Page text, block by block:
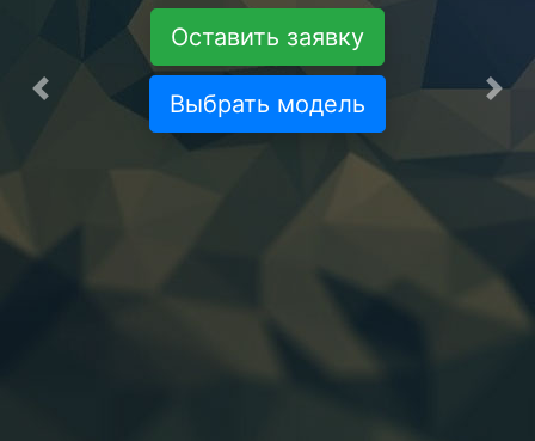
Оставить заявку
Выбрать модель
Предыдущая